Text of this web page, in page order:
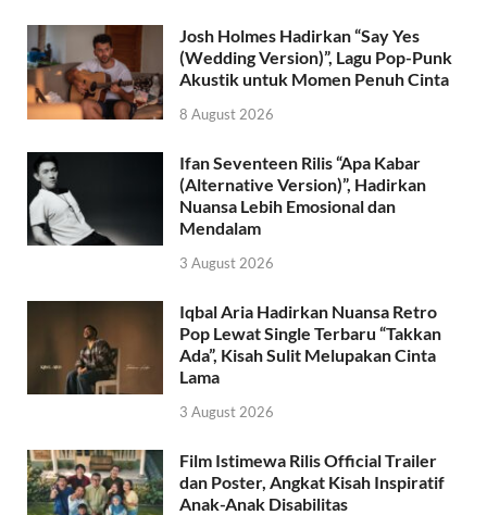
Josh Holmes Hadirkan “Say Yes
(Wedding Version)”, Lagu Pop-Punk
Akustik untuk Momen Penuh Cinta
8 August 2026
Ifan Seventeen Rilis “Apa Kabar
(Alternative Version)”, Hadirkan
Nuansa Lebih Emosional dan
Mendalam
3 August 2026
Iqbal Aria Hadirkan Nuansa Retro
Pop Lewat Single Terbaru “Takkan
Ada”, Kisah Sulit Melupakan Cinta
Lama
3 August 2026
Film Istimewa Rilis Official Trailer
dan Poster, Angkat Kisah Inspiratif
Anak-Anak Disabilitas